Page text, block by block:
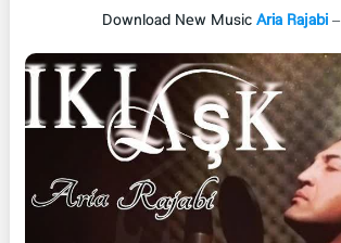
Download New MusicAria Rajabi–